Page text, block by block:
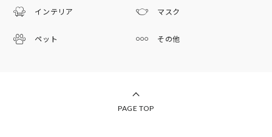
インテリア マスク
ペット その他
PAGE TOP